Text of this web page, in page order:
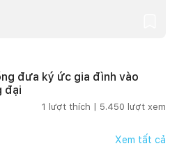
đưa ký ức gia đình vào
đại
1 lượt thích | 5.450 lượt xem
Xem tất cả